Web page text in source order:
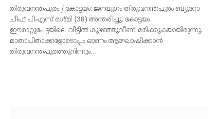
തിരുവനന്തപുരം / കോട്ടയം: ജനയുഗം തിരുവനന്തപുരം ബ്യൂറോ
ചീഫ് പി.എസ് രശ്മി (38) അന്തരിച്ചു. കോട്ടയം
ഈരാറ്റുപേട്ടയിലെ വീട്ടിൽ കുഴഞ്ഞുവീണ് മരിക്കുകയായിരുന്നു.
മാതാപിതാക്കളോടൊപ്പം ഓണം ആഘോഷിക്കാൻ
തിരുവനന്തപുരത്തുനിന്നും…